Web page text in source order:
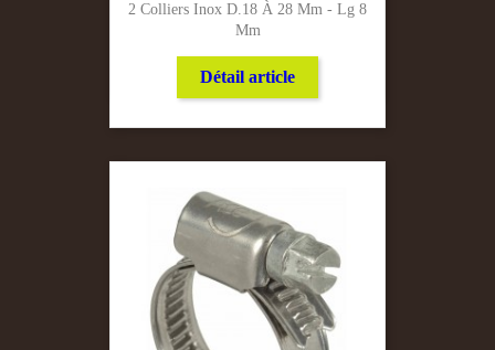
2 Colliers Inox D.18 À 28 Mm - Lg 8
Mm
Détail article